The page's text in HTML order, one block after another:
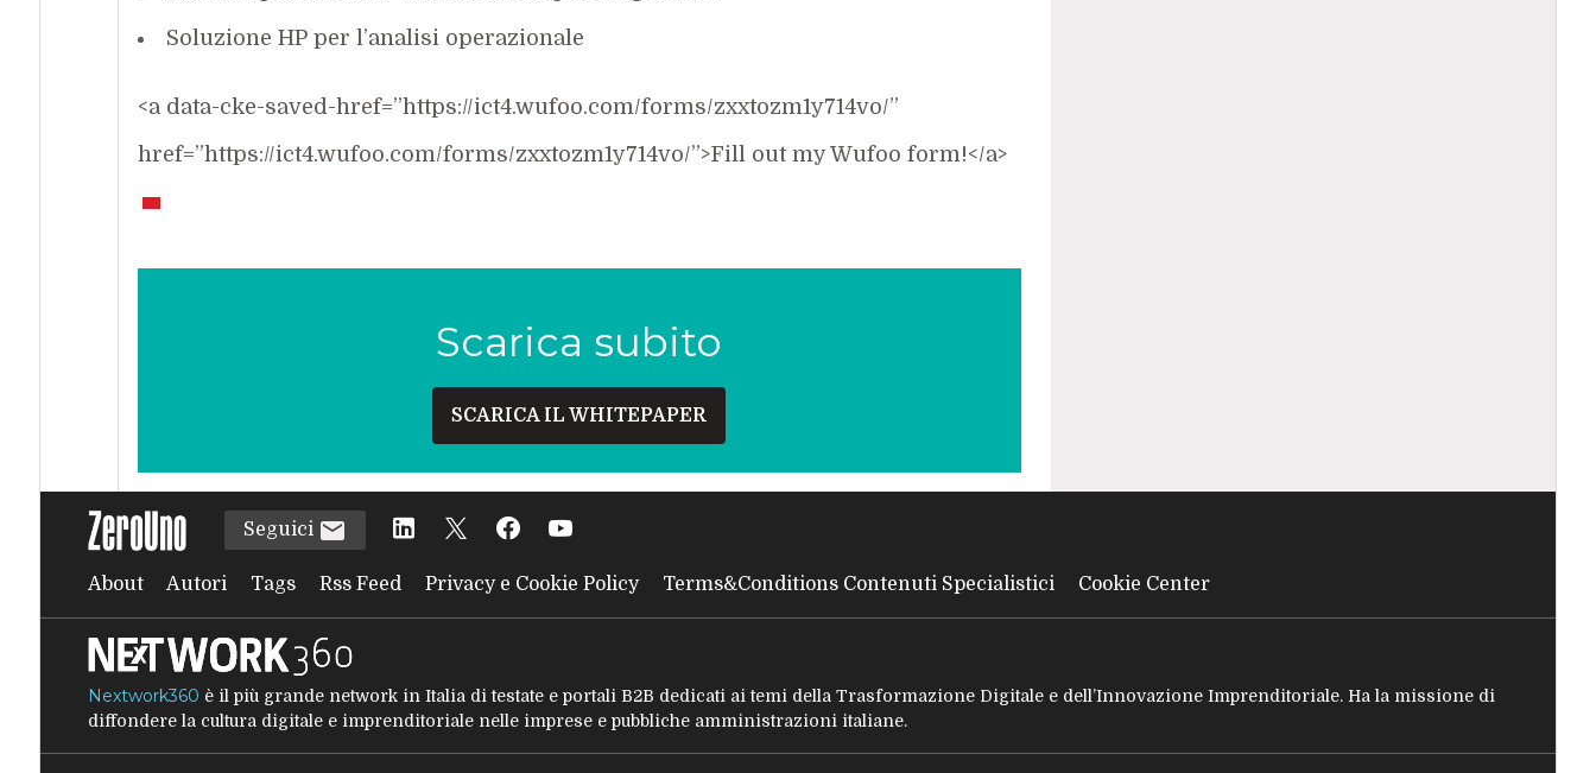
Soluzione HP per l’analisi operazionale
<a data-cke-saved-href=”https://ict4.wufoo.com/forms/zxxtozm1y714vo/”
href=”https://ict4.wufoo.com/forms/zxxtozm1y714vo/”>Fill out my Wufoo form!</a>
Scarica subito
SCARICA IL WHITEPAPER
Seguici
About Autori Tags Rss Feed Privacy e Cookie Policy Terms&Conditions Contenuti Specialistici Cookie Center
Nextwork360 è il più grande network in Italia di testate e portali B2B dedicati ai temi della Trasformazione Digitale e dell’Innovazione Imprenditoriale. Ha la missione di
diffondere la cultura digitale e imprenditoriale nelle imprese e pubbliche amministrazioni italiane.